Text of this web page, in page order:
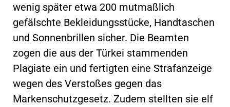
wenig später etwa 200 mutmaßlich
gefälschte Bekleidungsstücke, Handtaschen
und Sonnenbrillen sicher. Die Beamten
zogen die aus der Türkei stammenden
Plagiate ein und fertigten eine Strafanzeige
wegen des Verstoßes gegen das
Markenschutzgesetz. Zudem stellten sie elf